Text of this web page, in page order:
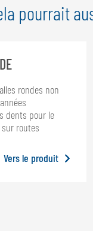
pourrait
rondes non
dents pour le
routes
Vers le produit